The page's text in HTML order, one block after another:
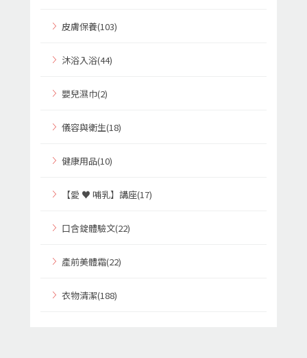
皮膚保養(103)
沐浴入浴(44)
嬰兒濕巾(2)
儀容與衛生(18)
健康用品(10)
【愛 ♥ 哺乳】講座(17)
口含錠體驗文(22)
產前美體霜(22)
衣物清潔(188)